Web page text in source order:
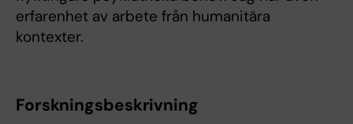
erfarenhet av arbete från humanitära
kontexter.
Forskningsbeskrivning